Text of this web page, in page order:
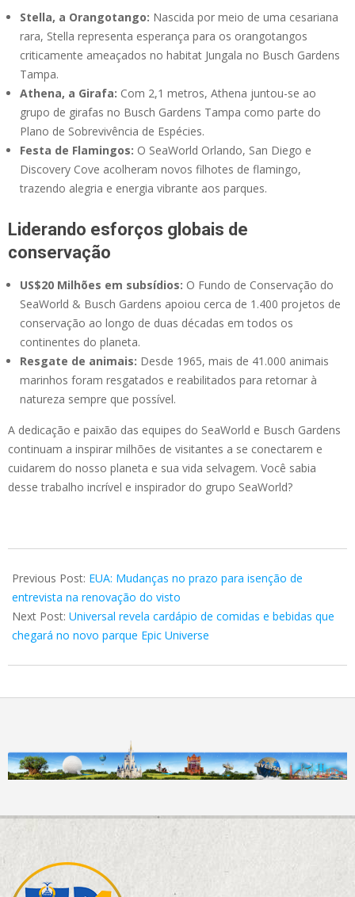
Stella, a Orangotango: Nascida por meio de uma cesariana
rara, Stella representa esperança para os orangotangos
criticamente ameaçados no habitat Jungala no Busch Gardens
Tampa.
Athena, a Girafa: Com 2,1 metros, Athena juntou-se ao
grupo de girafas no Busch Gardens Tampa como parte do
Plano de Sobrevivência de Espécies.
Festa de Flamingos: O SeaWorld Orlando, San Diego e
Discovery Cove acolheram novos filhotes de flamingo,
trazendo alegria e energia vibrante aos parques.
Liderando esforços globais de
conservação
US$20 Milhões em subsídios: O Fundo de Conservação do
SeaWorld & Busch Gardens apoiou cerca de 1.400 projetos de
conservação ao longo de duas décadas em todos os
continentes do planeta.
Resgate de animais: Desde 1965, mais de 41.000 animais
marinhos foram resgatados e reabilitados para retornar à
natureza sempre que possível.
A dedicação e paixão das equipes do SeaWorld e Busch Gardens
continuam a inspirar milhões de visitantes a se conectarem e
cuidarem do nosso planeta e sua vida selvagem. Você sabia
desse trabalho incrível e inspirador do grupo SeaWorld?
02-
15
Previous Post: EUA: Mudanças no prazo para isenção de
entrevista na renovação do visto
Next Post: Universal revela cardápio de comidas e bebidas que
chegará no novo parque Epic Universe